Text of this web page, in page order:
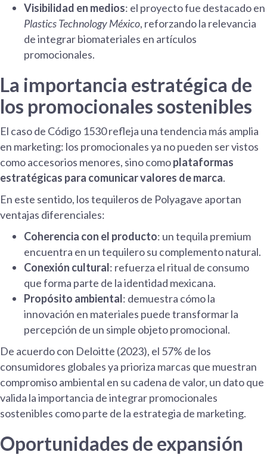
Visibilidad en medios: el proyecto fue destacado en
Plastics Technology México, reforzando la relevancia
de integrar biomateriales en artículos
promocionales.
La importancia estratégica de
los promocionales sostenibles
El caso de Código 1530 refleja una tendencia más amplia
en marketing: los promocionales ya no pueden ser vistos
como accesorios menores, sino comoplataformas
estratégicas para comunicar valores de marca.
En este sentido, los tequileros de Polyagave aportan
ventajas diferenciales:
Coherencia con el producto: un tequila premium
encuentra en un tequilero su complemento natural.
Conexión cultural: refuerza el ritual de consumo
que forma parte de la identidad mexicana.
Propósito ambiental: demuestra cómo la
innovación en materiales puede transformar la
percepción de un simple objeto promocional.
De acuerdo con Deloitte (2023), el 57% de los
consumidores globales ya prioriza marcas que muestran
compromiso ambiental en su cadena de valor, un dato que
valida la importancia de integrar promocionales
sostenibles como parte de la estrategia de marketing.
Oportunidades de expansión